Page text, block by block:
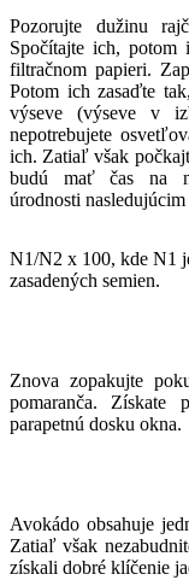
Pozorujte dužinu
Spočítajte ich,
filtračnom papieri.
Potom ich zasaďte
výseve (výseve v
nepotrebujete
ich. Zatiaľ však
budú mať čas na
úrodnosti nasledujúcim
N1/N2 x 100, kde N1
zasadených semien.
Znova zopakujte
pomaranča. Získate
parapetnú dosku okna.
Avokádo obsahuje
Zatiaľ však
získali dobré klíčenie